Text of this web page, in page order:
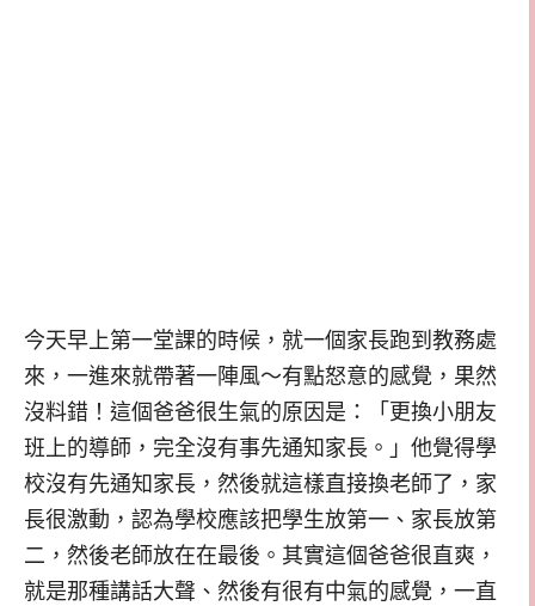
今天早上第一堂課的時候，就一個家長跑到教務處
來，一進來就帶著一陣風～有點怒意的感覺，果然
沒料錯！這個爸爸很生氣的原因是：「更換小朋友
班上的導師，完全沒有事先通知家長。」他覺得學
校沒有先通知家長，然後就這樣直接換老師了，家
長很激動，認為學校應該把學生放第一、家長放第
二，然後老師放在在最後。其實這個爸爸很直爽，
就是那種講話大聲、然後有很有中氣的感覺，一直